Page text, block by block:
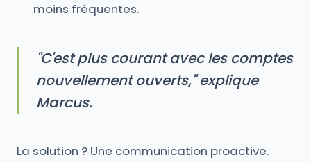
moins fréquentes.
"C'est plus courant avec les comptes
nouvellement ouverts," explique
Marcus.
La solution ? Une communication proactive.